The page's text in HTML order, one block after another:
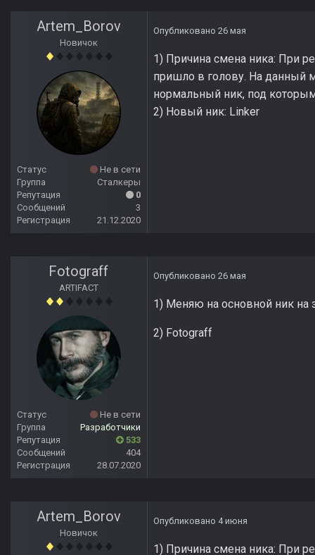
Artem_Borov
Новичок
Статус
Не в сети
Группа
Сталкеры
Репутация
0
Сообщений
3
Регистрация
21.12.2020
Опубликовано 26 мая
1) Причина смена ника: При
пришло в голову. На данный
нормальный ник, под
2) Новый ник: Linker
Fotograff
ARTIFACT
Статус
Не в сети
Группа
Разработчики
Репутация
533
Сообщений
404
Регистрация
28.07.2020
Опубликовано 26 мая
1) Меняю на основной ник на
2) Fotograff
Artem_Borov
Новичок
Опубликовано 4 июня
1) Причина смена ника: При